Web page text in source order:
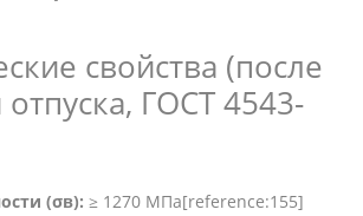
свойства (после
отпуска, ГОСТ 4543-
(σв): ≥ 1270 МПа[reference:155]